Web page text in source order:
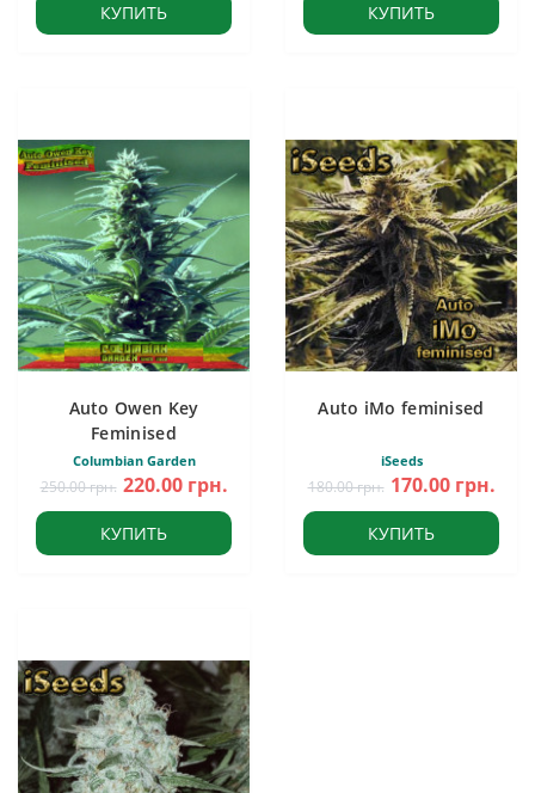
КУПИТЬ КУПИТЬ
Auto Owen Key
Feminised
Columbian Garden
250.00 грн. 220.00 грн.
КУПИТЬ
Auto iMo feminised
iSeeds
180.00 грн. 170.00 грн.
КУПИТЬ